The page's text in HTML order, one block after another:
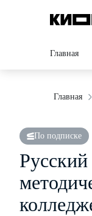
Главная
Главная
По подписке